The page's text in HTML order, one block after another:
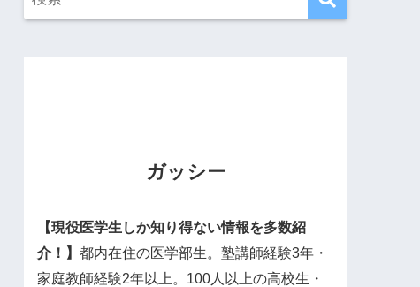
ガッシー
【現役医学生しか知り得ない情報を多数紹
介！】都内在住の医学部生。塾講師経験3年・
家庭教師経験2年以上。100人以上の高校生・